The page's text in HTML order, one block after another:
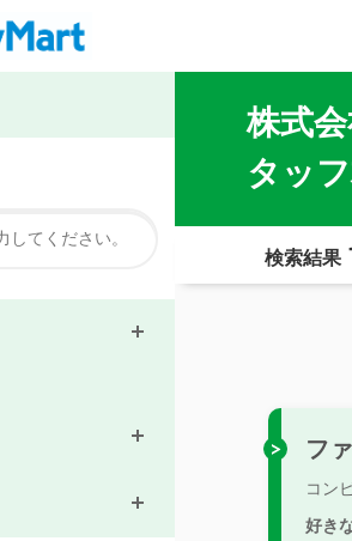
株式
タッ
検索結果
フ
コン
好き